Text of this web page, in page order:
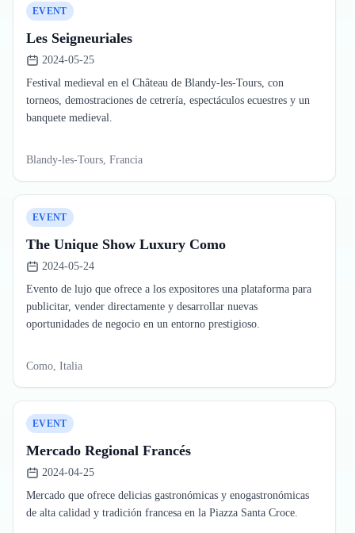
EVENT
Les Seigneuriales
2024-05-25
Festival medieval en el Château de Blandy-les-Tours, con
torneos, demostraciones de cetrería, espectáculos ecuestres y un
banquete medieval.
Blandy-les-Tours, Francia
EVENT
The Unique Show Luxury Como
2024-05-24
Evento de lujo que ofrece a los expositores una plataforma para
publicitar, vender directamente y desarrollar nuevas
oportunidades de negocio en un entorno prestigioso.
Como, Italia
EVENT
Mercado Regional Francés
2024-04-25
Mercado que ofrece delicias gastronómicas y enogastronómicas
de alta calidad y tradición francesa en la Piazza Santa Croce.